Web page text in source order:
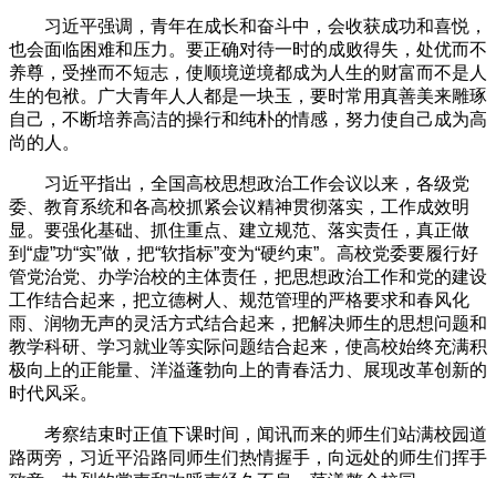
习近平强调，青年在成长和奋斗中，会收获成功和喜悦，
也会面临困难和压力。要正确对待一时的成败得失，处优而不
养尊，受挫而不短志，使顺境逆境都成为人生的财富而不是人
生的包袱。广大青年人人都是一块玉，要时常用真善美来雕琢
自己，不断培养高洁的操行和纯朴的情感，努力使自己成为高
尚的人。
习近平指出，全国高校思想政治工作会议以来，各级党
委、教育系统和各高校抓紧会议精神贯彻落实，工作成效明
显。要强化基础、抓住重点、建立规范、落实责任，真正做
到“虚”功“实”做，把“软指标”变为“硬约束”。高校党委要履行好
管党治党、办学治校的主体责任，把思想政治工作和党的建设
工作结合起来，把立德树人、规范管理的严格要求和春风化
雨、润物无声的灵活方式结合起来，把解决师生的思想问题和
教学科研、学习就业等实际问题结合起来，使高校始终充满积
极向上的正能量、洋溢蓬勃向上的青春活力、展现改革创新的
时代风采。
考察结束时正值下课时间，闻讯而来的师生们站满校园道
路两旁，习近平沿路同师生们热情握手，向远处的师生们挥手